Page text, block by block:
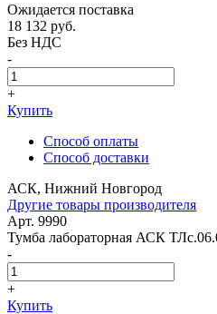
Ожидается поставка
18 132 руб.
Без НДС
-
+
Купить
Способ оплаты
Способ доставки
АСК, Нижний Новгород
Другие товары производителя
Арт. 9990
Тумба лабораторная АСК
-
+
Купить